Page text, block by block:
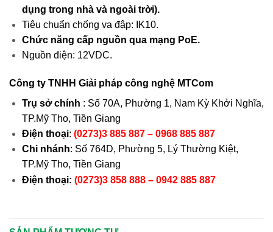
dụng trong nhà và ngoài trời).
Tiêu chuẩn chống va đập: IK10.
Chức năng cấp nguồn qua mạng PoE.
Nguồn điện: 12VDC.
Công ty TNHH Giải pháp công nghệ MTCom
Trụ sở chính : Số 70A, Phường 1, Nam Kỳ Khởi Nghĩa,
TP.Mỹ Tho, Tiền Giang
Điện thoại: (0273)3 885 887 – 0968 885 887
Chi nhánh: Số 764D, Phường 5, Lý Thường Kiệt,
TP.Mỹ Tho, Tiền Giang
Điện thoại: (0273)3 858 888 – 0942 885 887